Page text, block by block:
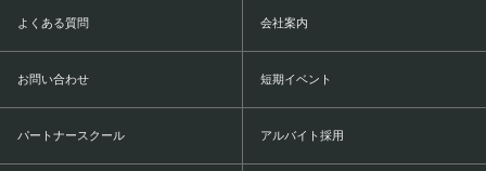
よくある質問 会社案内
お問い合わせ 短期イベント
パートナースクール アルバイト採用